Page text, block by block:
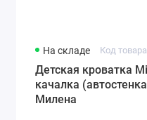
На складе Код
Детская кроватка
качалка
Милена